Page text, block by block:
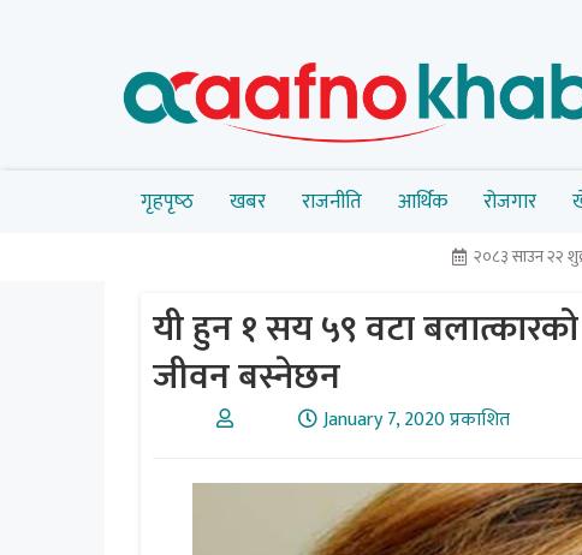
गृहपृष्‍ठ खबर राजनीति आर्थिक रोजगार
२०८३ साउन २२
यी हुन १ सय ५९ वटा
जीवन बस्नेछन
January 7, 2020 प्रकाशित